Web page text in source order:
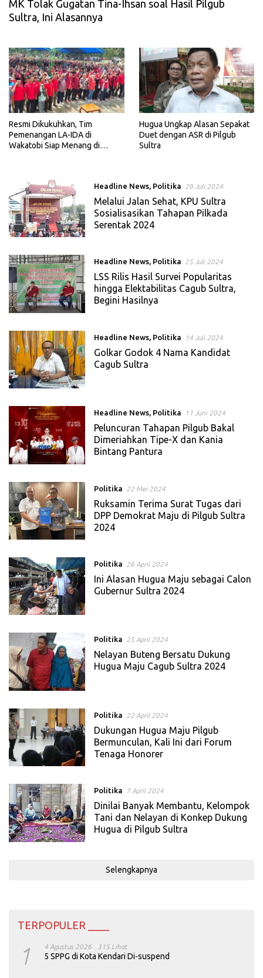
MK Tolak Gugatan Tina-Ihsan soal Hasil Pilgub
Sultra, Ini Alasannya
Resmi Dikukuhkan, Tim
Pemenangan LA-IDA di
Wakatobi Siap Menang di
Hugua Ungkap Alasan Sepakat
Duet dengan ASR di Pilgub
Sultra
Headline News, Politika 29 Juli 2024
Melalui Jalan Sehat, KPU Sultra
Sosialisasikan Tahapan Pilkada
Serentak 2024
Headline News, Politika 25 Juli 2024
LSS Rilis Hasil Survei Popularitas
hingga Elektabilitas Cagub Sultra,
Begini Hasilnya
Headline News, Politika 14 Juli 2024
Golkar Godok 4 Nama Kandidat
Cagub Sultra
Headline News, Politika 11 Juni 2024
Peluncuran Tahapan Pilgub Bakal
Dimeriahkan Tipe-X dan Kania
Bintang Pantura
Politika 22 Mei 2024
Ruksamin Terima Surat Tugas dari
DPP Demokrat Maju di Pilgub Sultra
2024
Politika 26 April 2024
Ini Alasan Hugua Maju sebagai Calon
Gubernur Sultra 2024
Politika 25 April 2024
Nelayan Buteng Bersatu Dukung
Hugua Maju Cagub Sultra 2024
Politika 22 April 2024
Dukungan Hugua Maju Pilgub
Bermunculan, Kali Ini dari Forum
Tenaga Honorer
Politika 7 April 2024
Dinilai Banyak Membantu, Kelompok
Tani dan Nelayan di Konkep Dukung
Hugua di Pilgub Sultra
Selengkapnya
TERPOPULER ____
1 4 Agustus 2026 315 Lihat
5 SPPG di Kota Kendari Di-suspend